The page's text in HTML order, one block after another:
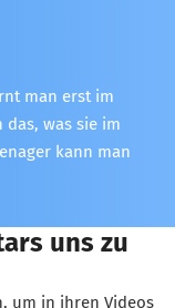
man erst im
das, was sie im
kann man
uns zu
um in ihren Videos